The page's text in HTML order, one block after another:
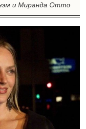
и Миранда Отто